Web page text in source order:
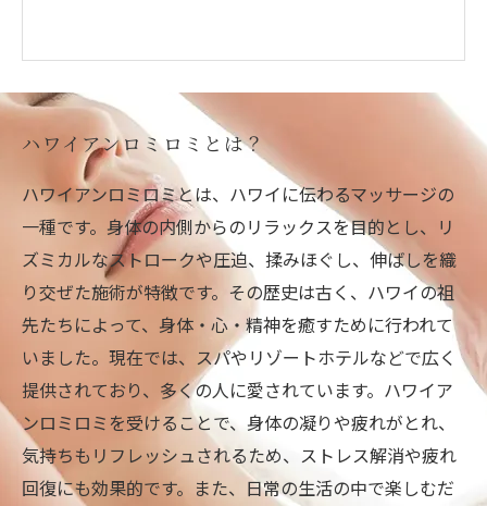
ハワイアンロミロミとは？
ハワイアンロミロミとは、ハワイに伝わるマッサージの
一種です。身体の内側からのリラックスを目的とし、リ
ズミカルなストロークや圧迫、揉みほぐし、伸ばしを織
り交ぜた施術が特徴です。その歴史は古く、ハワイの祖
先たちによって、身体・心・精神を癒すために行われて
いました。現在では、スパやリゾートホテルなどで広く
提供されており、多くの人に愛されています。ハワイア
ンロミロミを受けることで、身体の凝りや疲れがとれ、
気持ちもリフレッシュされるため、ストレス解消や疲れ
回復にも効果的です。また、日常の生活の中で楽しむだ